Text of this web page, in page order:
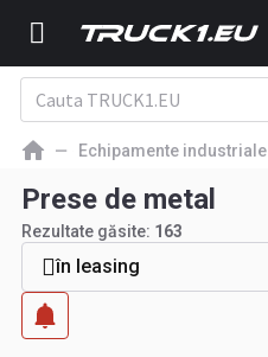
Echipamente industriale
Prese de metal
Rezultate găsite: 163
în leasing